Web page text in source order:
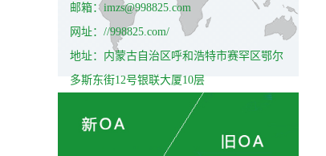
邮箱：imzs@998825.com
网址：//998825.com/
地址：内蒙古自治区呼和浩特市赛罕区鄂尔
多斯东街12号银联大厦10层